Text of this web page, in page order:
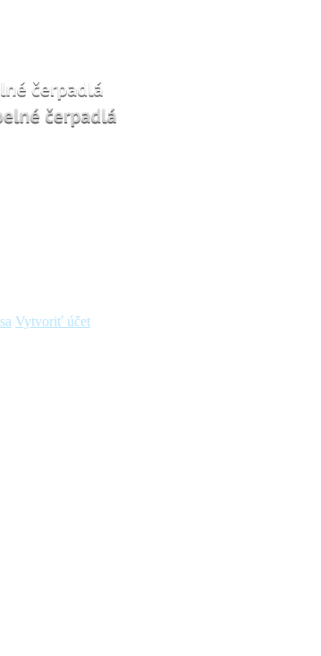
Vytvoriť účet